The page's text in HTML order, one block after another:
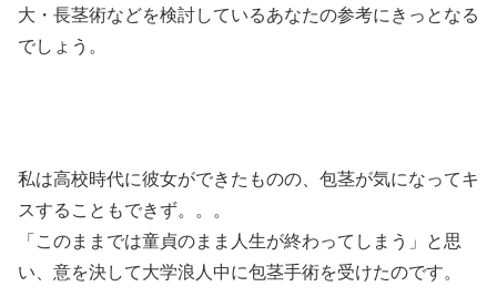
大・長茎術などを検討しているあなたの参考にきっとなる
でしょう。
私は高校時代に彼女ができたものの、包茎が気になってキ
スすることもできず。。。
「このままでは童貞のまま人生が終わってしまう」と思
い、意を決して大学浪人中に包茎手術を受けたのです。